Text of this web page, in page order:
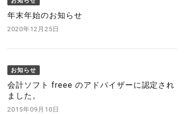
年末年始のお知らせ
2020年12月25日
お知らせ
会計ソフト freee のアドバイザーに認定され
ました。
2015年09月10日